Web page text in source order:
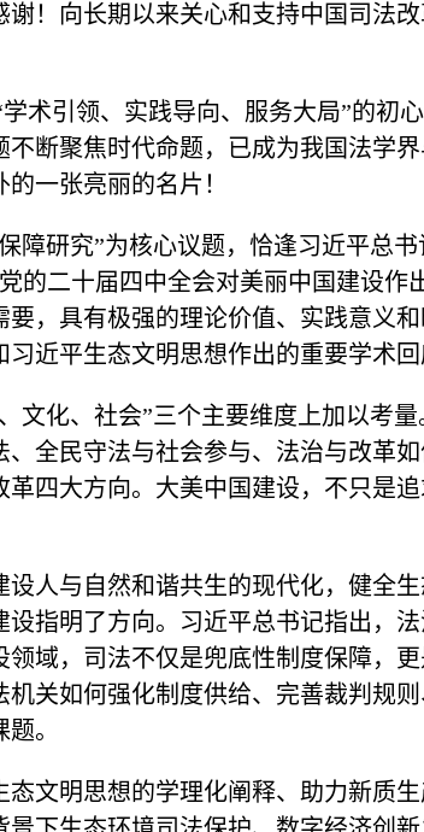
！向长期以来关心和支持中国司法
术引领、实践导向、服务大局”的初
断聚焦时代命题，已成为我国法学
一张亮丽的名片！
障研究”为核心议题，恰逢习近平总
的二十届四中全会对美丽中国建设作
，具有极强的理论价值、实践意义
近平生态文明思想作出的重要学术回
文化、社会”三个主要维度上加以考
全民守法与社会参与、法治与改革
四大方向。大美中国建设，不只是
人与自然和谐共生的现代化，健全
指明了方向。习近平总书记指出，
域，司法不仅是兜底性制度保障，
关如何强化制度供给、完善裁判规
。
文明思想的学理化阐释、助力新质